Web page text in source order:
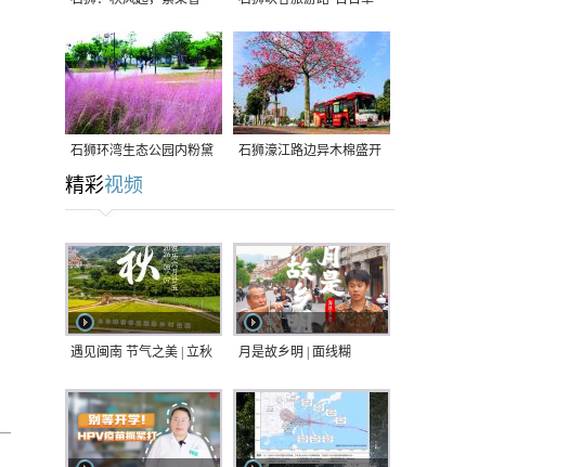
争相斗艳
石狮环湾生态公园内粉黛
乱子草盛放
石狮濠江路边异木棉盛开
精彩视频
遇见闽南 节气之美 | 立秋 月是故乡明 | 面线糊